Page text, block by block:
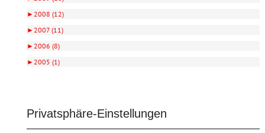
► 2008 (12)
► 2007 (11)
► 2006 (8)
► 2005 (1)
Privatsphäre-Einstellungen